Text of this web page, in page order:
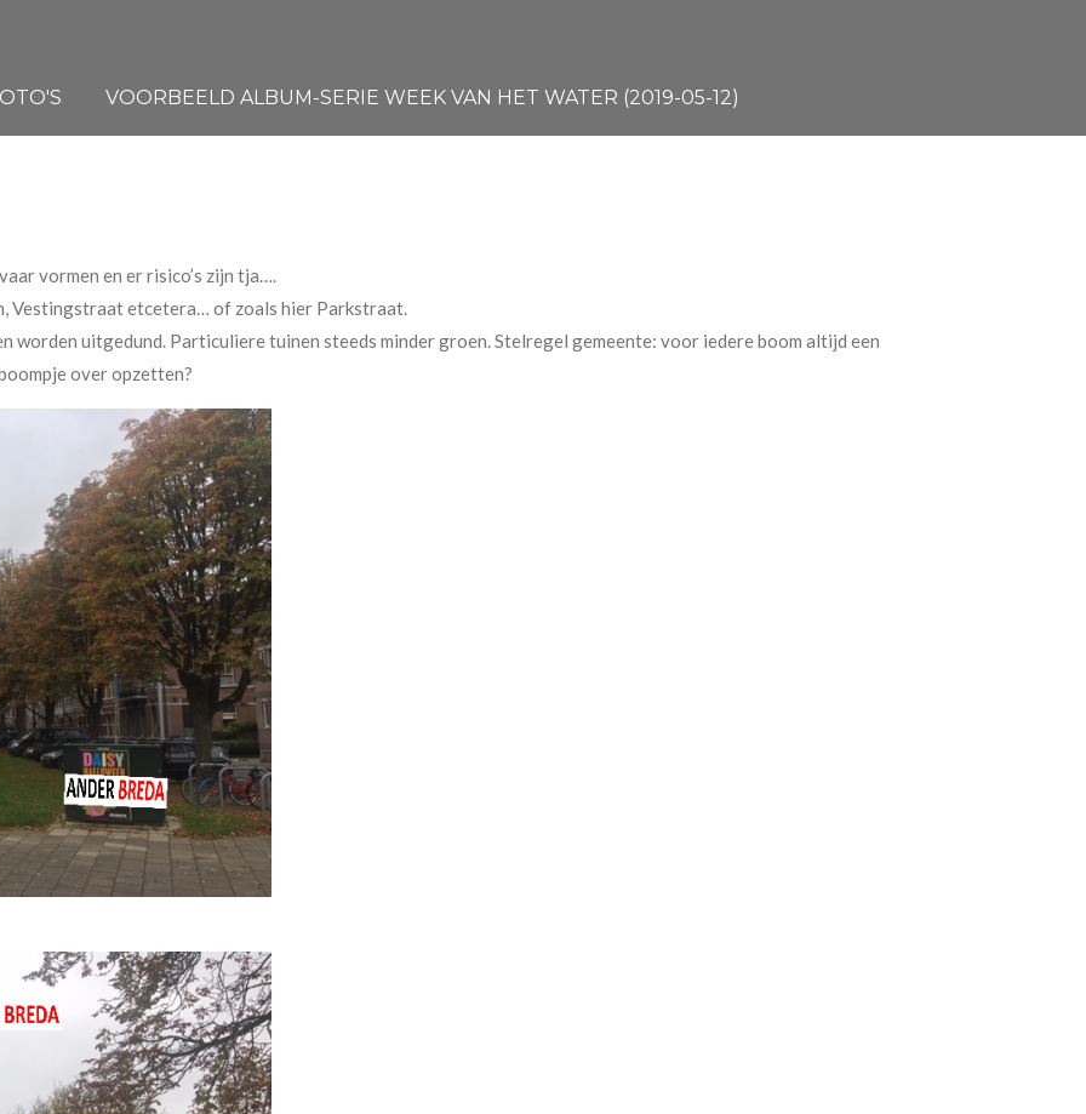
VOORBEELD ALBUM-SERIE WEEK VAN HET WATER (2019-05-12)
vormen en er risico’s zijn tja….
Vestingstraat etcetera… of zoals hier Parkstraat.
worden uitgedund. Particuliere tuinen steeds minder groen. Stelregel gemeente: voor iedere boom altijd een
over opzetten?